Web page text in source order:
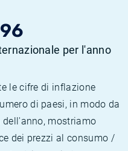
per l'anno
le cifre di inflazione
di paesi, in modo da
dell'anno, mostriamo
dei prezzi al consumo /